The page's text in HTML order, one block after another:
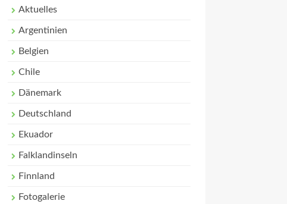
Aktuelles
Argentinien
Belgien
Chile
Dänemark
Deutschland
Ekuador
Falklandinseln
Finnland
Fotogalerie